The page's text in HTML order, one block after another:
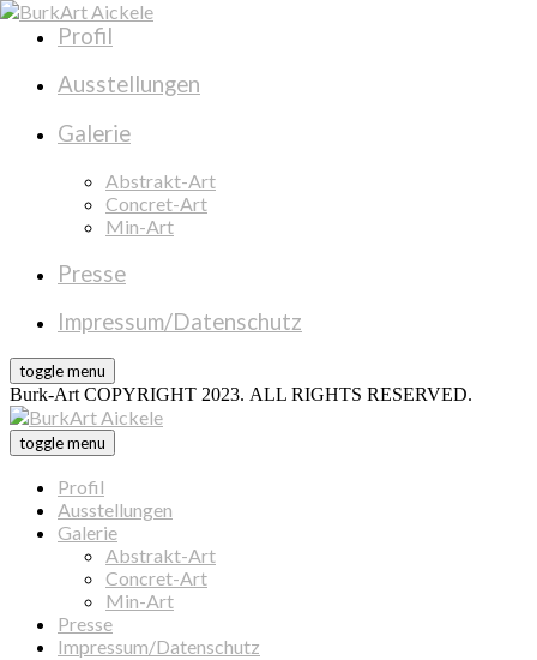
Profil
Ausstellungen
Galerie
Abstrakt-Art
Concret-Art
Min-Art
Presse
Impressum/Datenschutz
toggle menu
Burk-Art COPYRIGHT 2023. ALL RIGHTS RESERVED.
toggle menu
Profil
Ausstellungen
Galerie
Abstrakt-Art
Concret-Art
Min-Art
Presse
Impressum/Datenschutz